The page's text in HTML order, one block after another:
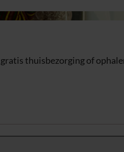
thuisbezorging of